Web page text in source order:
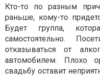
Кто-то по разным
раньше, кому-то
Будет группа,
самостоятельно.
отказываться от
автомобилем. Плохо
свадьбу оставит